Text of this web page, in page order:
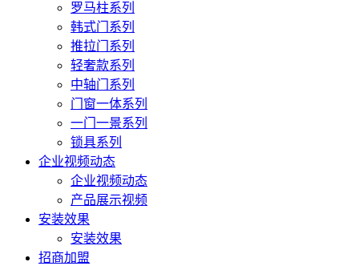
罗马柱系列
韩式门系列
推拉门系列
轻奢款系列
中轴门系列
门窗一体系列
一门一景系列
锁具系列
企业视频动态
企业视频动态
产品展示视频
安装效果
安装效果
招商加盟